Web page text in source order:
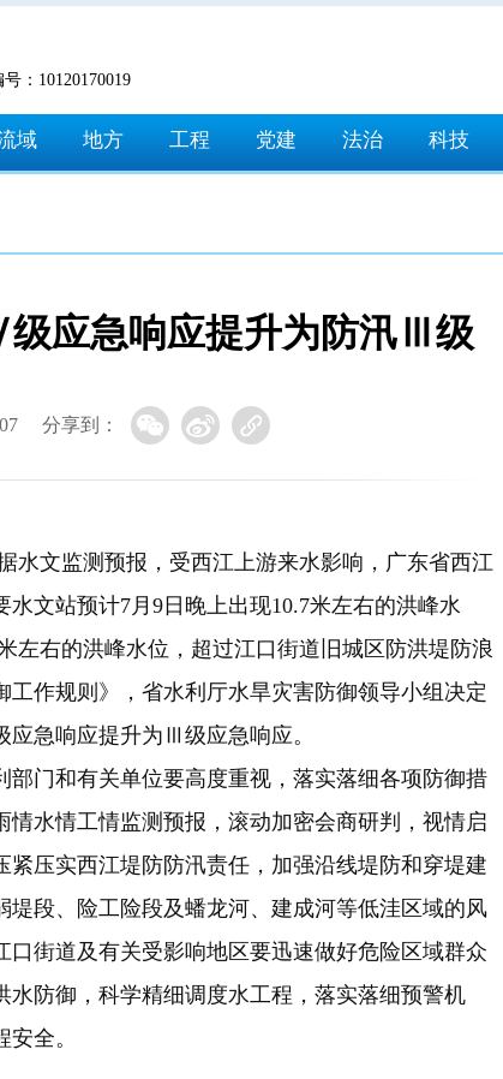
：10120170019
域 地方 工程 党建 法治 科技
应急响应提升为防汛Ⅲ级
分享到：
水文监测预报，受西江上游来水影响，广东省西江
文站预计7月9日晚上出现10.7米左右的洪峰水
左右的洪峰水位，超过江口街道旧城区防洪堤防浪
作规则》，省水利厅水旱灾害防御领导小组决定
急响应提升为Ⅲ级应急响应。
门和有关单位要高度重视，落实落细各项防御措
水情工情监测预报，滚动加密会商研判，视情启
压实西江堤防防汛责任，加强沿线堤防和穿堤建
段、险工险段及蟠龙河、建成河等低洼区域的风
街道及有关受影响地区要迅速做好危险区域群众
防御，科学精细调度水工程，落实落细预警机
全。